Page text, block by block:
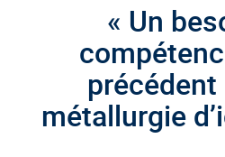
« Un
métallurgie